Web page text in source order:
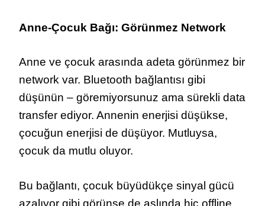
Anne-Çocuk Bağı: Görünmez Network
Anne ve çocuk arasında adeta görünmez bir
network var. Bluetooth bağlantısı gibi
düşünün – göremiyorsunuz ama sürekli data
transfer ediyor. Annenin enerjisi düşükse,
çocuğun enerjisi de düşüyor. Mutluysa,
çocuk da mutlu oluyor.
Bu bağlantı, çocuk büyüdükçe sinyal gücü
azalıyor gibi görünse de aslında hiç offline